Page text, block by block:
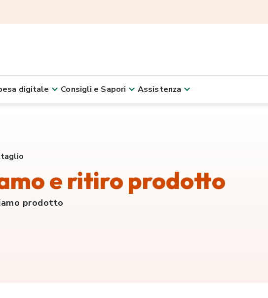
digitale Consigli e Sapori Assistenza
e ritiro prodotto
prodotto